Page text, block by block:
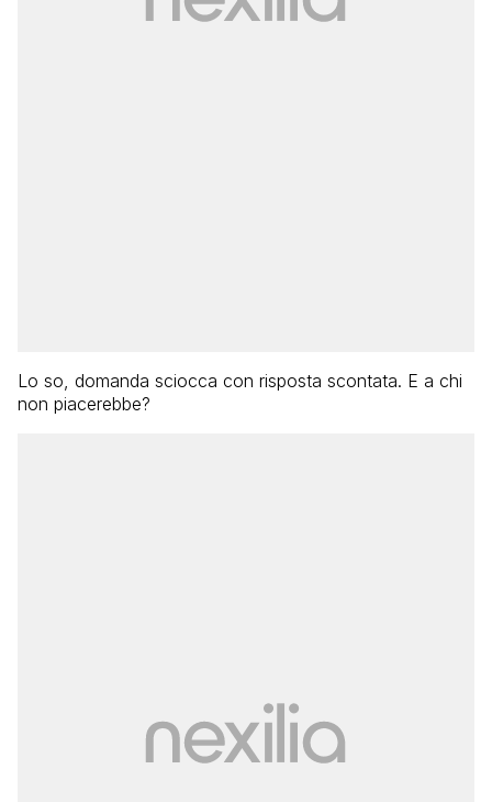
Lo so, domanda sciocca con risposta scontata. E a chi
non piacerebbe?